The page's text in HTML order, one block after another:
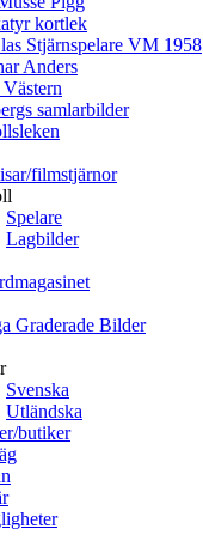
kortlek
Stjärnspelare VM 1958
Anders
samlarbilder
filmstjärnor
Spelare
Lagbilder
Graderade Bilder
Svenska
Utländska
butiker